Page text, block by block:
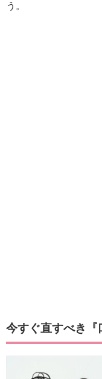
う。
今すぐ直すべき『